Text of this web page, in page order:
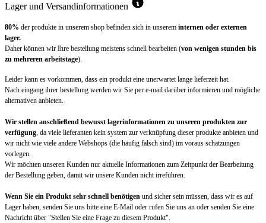
Lager und Versandinformationen
80% der produkte in unserem shop befinden sich in unserem internen oder externen
lager.
Daher können wir Ihre bestellung meistens schnell bearbeiten (von wenigen stunden bis
zu mehreren arbeitstage).
Leider kann es vorkommen, dass ein produkt eine unerwartet lange lieferzeit hat.
Nach eingang ihrer bestellung werden wir Sie per e-mail darüber informieren und mögliche
alternativen anbieten.
Wir stellen anschließend bewusst lagerinformationen zu unseren produkten zur
verfügung, da viele lieferanten kein system zur verknüpfung dieser produkte anbieten und
wir nicht wie viele andere Webshops (die häufig falsch sind) im voraus schätzungen
vorlegen.
Wir möchten unseren Kunden nur aktuelle Informationen zum Zeitpunkt der Bearbeitung
der Bestellung geben, damit wir unsere Kunden nicht irreführen.
Wenn Sie ein Produkt sehr schnell benötigen und sicher sein müssen, dass wir es auf
Lager haben, senden Sie uns bitte eine E-Mail oder rufen Sie uns an oder senden Sie eine
Nachricht über "Stellen Sie eine Frage zu diesem Produkt".